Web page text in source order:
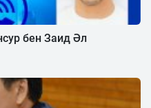
бен Заид Әл